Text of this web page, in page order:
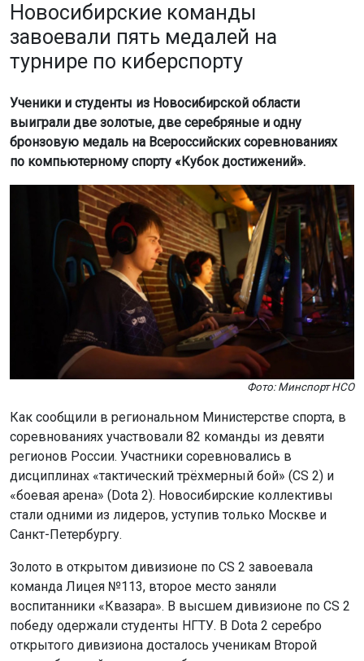
Новосибирские команды
завоевали пять медалей на
турнире по киберспорту
Ученики и студенты из Новосибирской области
выиграли две золотые, две серебряные и одну
бронзовую медаль на Всероссийских соревнованиях
по компьютерному спорту «Кубок достижений».
Фото: Минспорт НСО
Как сообщили в региональном Министерстве спорта, в
соревнованиях участвовали 82 команды из девяти
регионов России. Участники соревновались в
дисциплинах «тактический трёхмерный бой» (CS 2) и
«боевая арена» (Dota 2). Новосибирские коллективы
стали одними из лидеров, уступив только Москве и
Санкт-Петербургу.
Золото в открытом дивизионе по CS 2 завоевала
команда Лицея №113, второе место заняли
воспитанники «Квазара». В высшем дивизионе по CS 2
победу одержали студенты НГТУ. В Dota 2 серебро
открытого дивизиона досталось ученикам Второй